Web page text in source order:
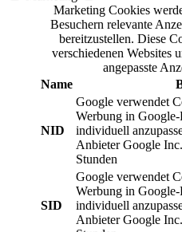
Marketing Cookies
Besuchern relevante
bereitzustellen. Diese
verschiedenen Websites
angepasste
Name
NID
Google verwendet
Werbung in
individuell
Anbieter Google Inc.
Stunden
SID
Google verwendet
Werbung in
individuell
Anbieter Google Inc.